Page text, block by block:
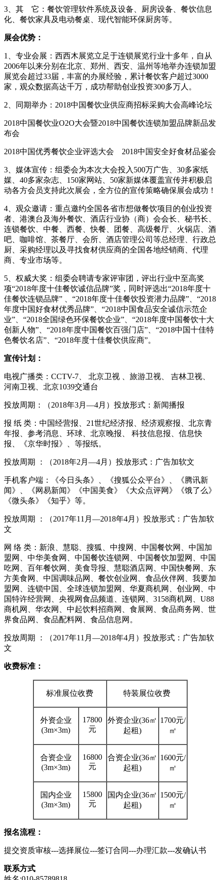
3、其 它：餐饮管理软件系统及设备、厨房设备、餐饮信息
化、餐饮家具及电动餐桌、现代智能环保厨房等。
展会优势：
1、专业会展：西西木展览立足于连锁展览行业十多年，自从
2006年以来分别在北京、郑州、西安、温州等地举办连锁加盟
展览会超过33届，丰富的办展经验，累计餐饮客户超过3000
家，观众数据高达千万，成功帮助创业投资300多万人。
2、同期举办： 2018中国餐饮业供应商招标采购大会高峰论坛
2018中国餐饮业O2O大会暨2018中国餐饮连锁加盟品牌新品发
布会
2018中国优秀餐饮企业评选大会 2018中国安全好食材品鉴会
3、媒体宣传：组委会为本次大会投入 500万广告、30多家纸
媒、40多家杂志、150家网站、50家新媒体覆盖宣传并积极启
动各方会员支持此次展会，全方位的宣传策略确保展会成功！
4、观众邀请：重点邀约全国各省市想做餐饮项目的创业投资
者、港澳台及海外餐饮、酒店行业协（商）会会长、秘书长、
连锁餐饮、中餐、西餐、快餐、团餐、高级餐厅、火锅店、酒
吧、咖啡馆、茶餐厅、会所、酒店管理公司等总经理、行政总
厨、采购经理以及寻找食材供应商的全国各地经销商、代理
商、专业市场等。
5、权威大奖：组委会聘请专家评审团，评出行业中至高奖
项“2018年度十佳餐饮诚信品牌”奖，同时评选出“2018年度十
佳餐饮连锁品牌” 、“2018年度十佳餐饮投资潜力品牌”、“2018
年度中国好食材优秀品牌”、“2018中国食品安全诚信示范企
业”、“2018全国绿色环保餐饮企业”、“2018年度中国餐饮十大
创新人物”、“2018年度中国餐饮百强门店”、“2018中国十佳特
色餐饮名店”、“2018年度十佳餐饮供应商”。
宣传计划：
电视广播类： CCTV-7、 北京卫视 、旅游卫视、 吉林卫视、
河南卫视、北京1039交通台
投放周期：（2018年3月—4月）投放形式：新闻播报
报 纸 类：中国经营报、 21世纪经济报、经济观察报、北京青
年报、参考消息、环球、北京晚报、 科技信息报、信息快
报、《京华时报》、等报纸。
投放周期 ：（2018年2月—4月）投放形式：广告加软文
手机客户端：《今日头条》、《搜狐公众平台》、《腾讯新
闻》、《网易新闻》《中国美食》《大众点评网》《饿了么》
《微头条》《知乎》等。
投放周期 ：（2017年11月—2018年4月）投放形式：广告加软
文
网 络 类：新浪、慧聪、搜狐、中搜网、中国餐饮网、中国加
盟网、中华美食网、中国餐饮连锁网、中国餐饮加盟网、中国
吃网、百年餐饮网、美食导报、慧聪酒店网、中国快餐网、东
方美食网、中国调味品网、餐饮创业网、食品伙伴网、我要加
盟网、连锁中国、全球连锁加盟网、华夏商机网、创业网、中
国特许经营网、央视网食品频道、连锁网、 3158商机网、U88
商机网、华农网、中起饮料招商网、食展网、食品商务网、世
界食品网、食品配料网、食品信息网。
投放周期 ：（2017年11月—2018年4月）投放形式：广告加软
文
收费标准：
标准展位收费 特装展位收费
外资企业
(3m×3m)
17800
元
外资企业(36㎡
起租)
1700元/
㎡
合资企业
(3m×3m)
16800
元
合资企业(36㎡
起租)
1600元/
㎡
国内企业
(3m×3m)
15800
元
国内企业(36㎡
起租)
1500元/
㎡
报名流程：
提交资质审核---选择展位---签订合同---办理汇款---发确认书
联系方式